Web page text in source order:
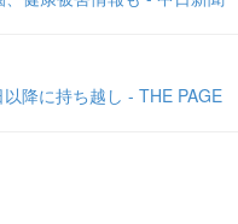
降に持ち越し - THE PAGE